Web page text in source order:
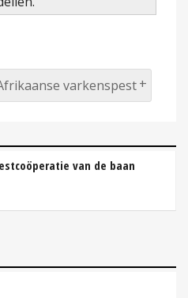
varkenspest
van de baan